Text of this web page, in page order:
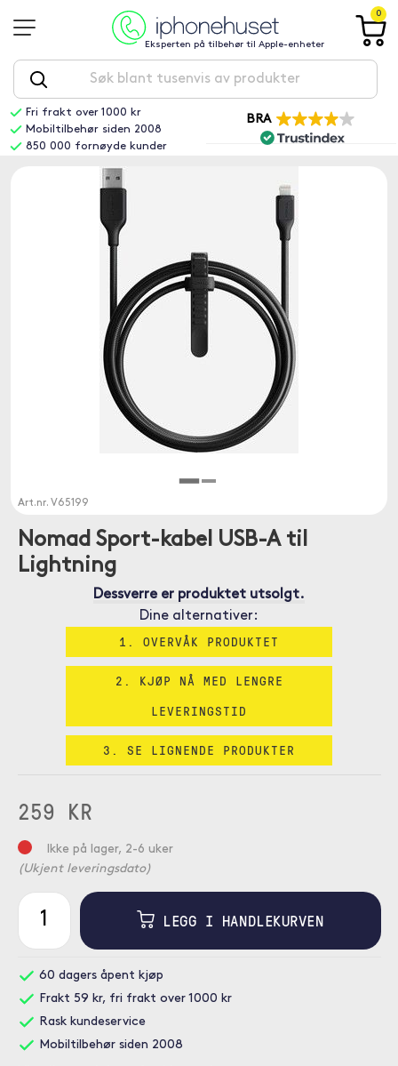
Eksperten på tilbehør til Apple-enheter
0
Fri frakt over 1000 kr
Mobiltilbehør siden 2008
850 000 fornøyde kunder
BRA
Art.nr. V65199
Nomad Sport-kabel USB-A til
Lightning
Dessverre er produktet utsolgt.
Dine alternativer:
1. OVERVÅK PRODUKTET
2. KJØP NÅ MED LENGRE
LEVERINGSTID
3. SE LIGNENDE PRODUKTER
259 KR
Ikke på lager, 2-6 uker
(Ukjent leveringsdato)
LEGG I HANDLEKURVEN
60 dagers åpent kjøp
Frakt 59 kr, fri frakt over 1000 kr
Rask kundeservice
Mobiltilbehør siden 2008